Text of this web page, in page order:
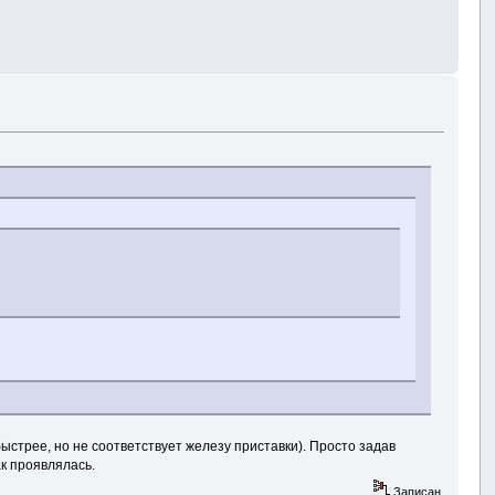
но не соответствует железу приставки). Просто задав
проявлялась.
Записан